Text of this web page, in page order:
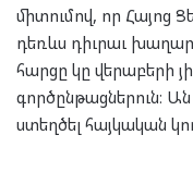
միտումով, որ Հայոց
դեռևս դիւրաւ
հարցը կը վերաբերի
գործընթացներուն։
ստեղծել հայկական